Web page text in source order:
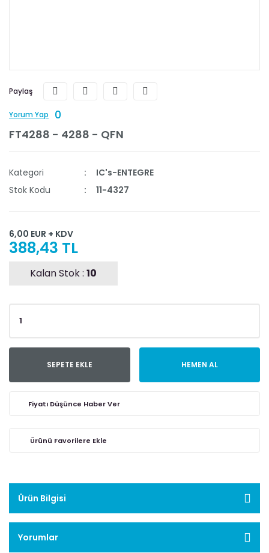
Paylaş
Yorum Yap
0
FT4288 - 4288 - QFN
Kategori
IC's-ENTEGRE
Stok Kodu
11-4327
6,00 EUR + KDV
388,43 TL
Kalan Stok : 10
SEPETE EKLE HEMEN AL
Fiyatı Düşünce Haber Ver
Ürün Bilgisi
Yorumlar